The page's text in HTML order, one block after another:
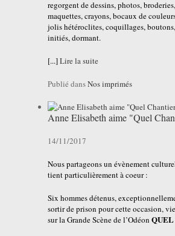
regorgent de dessins, photos,
maquettes, crayons, bocaux de
jolis hétéroclites, coquillages,
initiés, dormant.
[...]Lire la suite
Publié dansNos imprimés
Anne Elisabeth aime "Quel
14/11/2017
Nous partageons un évènement
tient particulièrement à coeur :
Six hommes détenus,
sortir de prison pour cette occasion,
sur la Grande Scène de l’Odéon